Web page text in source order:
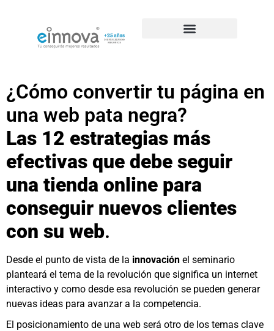
¿Cómo convertir tu página en
una web pata negra?
Las 12 estrategias más
efectivas que debe seguir
una tienda online para
conseguir nuevos clientes
con su web.
Desde el punto de vista de la innovación el seminario
planteará el tema de la revolución que significa un internet
interactivo y como desde esa revolución se pueden generar
nuevas ideas para avanzar a la competencia.
El posicionamiento de una web será otro de los temas clave